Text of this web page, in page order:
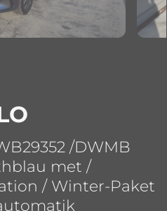
/DWMB
met /
/ Winter-Paket